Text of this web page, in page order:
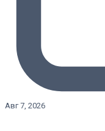
Авг 7, 2026